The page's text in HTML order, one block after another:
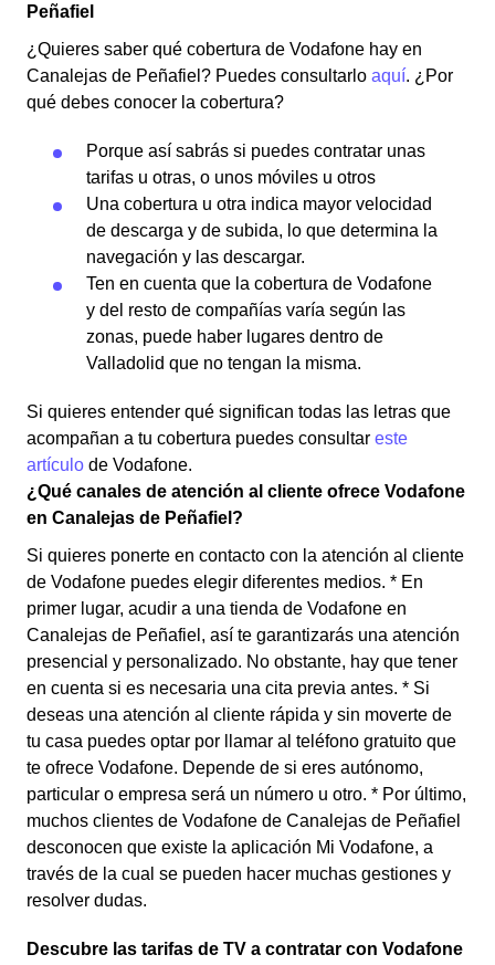
Peñafiel
¿Quieres saber qué cobertura de Vodafone hay en
Canalejas de Peñafiel? Puedes consultarlo aquí. ¿Por
qué debes conocer la cobertura?
Porque así sabrás si puedes contratar unas
tarifas u otras, o unos móviles u otros
Una cobertura u otra indica mayor velocidad
de descarga y de subida, lo que determina la
navegación y las descargar.
Ten en cuenta que la cobertura de Vodafone
y del resto de compañías varía según las
zonas, puede haber lugares dentro de
Valladolid que no tengan la misma.
Si quieres entender qué significan todas las letras que
acompañan a tu cobertura puedes consultar este
artículo de Vodafone.
¿Qué canales de atención al cliente ofrece Vodafone
en Canalejas de Peñafiel?
Si quieres ponerte en contacto con la atención al cliente
de Vodafone puedes elegir diferentes medios. * En
primer lugar, acudir a una tienda de Vodafone en
Canalejas de Peñafiel, así te garantizarás una atención
presencial y personalizado. No obstante, hay que tener
en cuenta si es necesaria una cita previa antes. * Si
deseas una atención al cliente rápida y sin moverte de
tu casa puedes optar por llamar al teléfono gratuito que
te ofrece Vodafone. Depende de si eres autónomo,
particular o empresa será un número u otro. * Por último,
muchos clientes de Vodafone de Canalejas de Peñafiel
desconocen que existe la aplicación Mi Vodafone, a
través de la cual se pueden hacer muchas gestiones y
resolver dudas.
Descubre las tarifas de TV a contratar con Vodafone